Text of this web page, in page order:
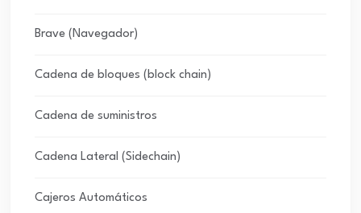
Brave (Navegador)
Cadena de bloques (block chain)
Cadena de suministros
Cadena Lateral (Sidechain)
Cajeros Automáticos